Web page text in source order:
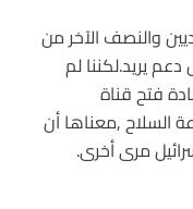
والنصف الآخر من
يريد.لكننا لم
فتح قناة
السلاح ,معناها أن
مرى أخرى.